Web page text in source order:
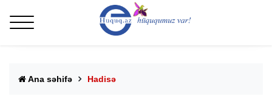
Ana səhifə Hadisə